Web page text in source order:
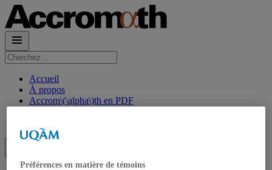
Rechercher :
Accueil
À propos
Accrom\(\alpha\)th en PDF
Préférences en matière de témoins